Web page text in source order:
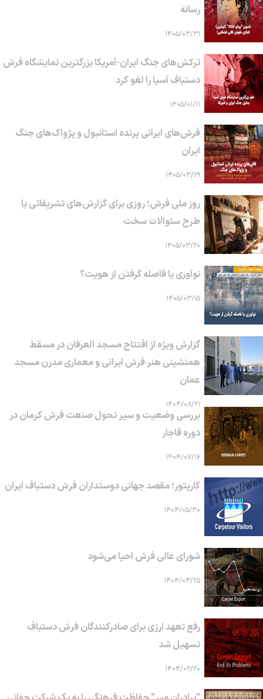
رسانه
۱۴۰۵/۰۳/۳۱
ترکش‌های جنگ ایران-آمریکا بزرگترین نمایشگاه فرش
دستباف آسیا را لغو کرد
۱۴۰۵/۰۱/۱۱
فرش‌های ایرانی پرنده استانبول و پژواک‌های جنگ
ایران
۱۴۰۵/۰۳/۲۹
روز ملی فرش؛ روزی برای گزارش‌های تشریفاتی یا
طرح سئوالات سخت
۱۴۰۵/۰۳/۲۰
نوآوری یا فاصله گرفتن از هویت؟
۱۴۰۵/۰۳/۱۵
گزارش ویژه از افتتاح مسجد العرفان در مسقط
همنشینی هنر فرش ایرانی و معماری مدرن مسجد
عمان
۱۴۰۴/۰۸/۲۱
بررسی وضعیت و سیر تحول صنعت فرش کرمان در
دوره قاجار
۱۴۰۴/۰۷/۱۶
کارپتور؛ مقصد جهانی دوستداران فرش دستباف ایران
۱۴۰۴/۰۵/۳۰
شورای عالی فرش احیا می‌شود
۱۴۰۴/۰۳/۲۵
رفع تعهد ارزی برای صادرکنندگان فرش دستباف
تسهیل شد
۱۴۰۴/۰۲/۲۰